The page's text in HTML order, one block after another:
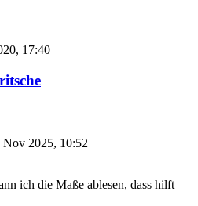
17:40
Nov 2025, 10:52
ich die Maße ablesen, dass hilft